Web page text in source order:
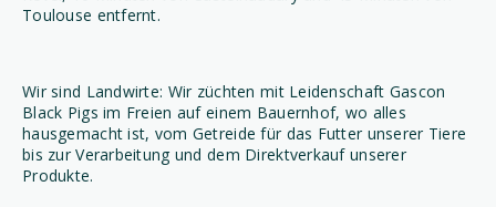
Toulouse entfernt.
Wir sind Landwirte: Wir züchten mit Leidenschaft Gascon
Black Pigs im Freien auf einem Bauernhof, wo alles
hausgemacht ist, vom Getreide für das Futter unserer Tiere
bis zur Verarbeitung und dem Direktverkauf unserer
Produkte.